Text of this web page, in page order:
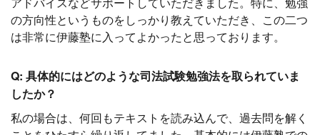
の方向性というものをしっかり教えていただき、この二つ
は非常に伊藤塾に入ってよかったと思っております。
Q: 具体的にはどのような司法試験勉強法を取られていま
したか？
私の場合は、何回もテキストを読み込んで、過去問を解く